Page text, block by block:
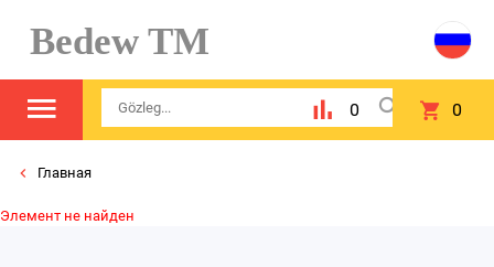
Bedew TM
0 0
Главная
Элемент не найден